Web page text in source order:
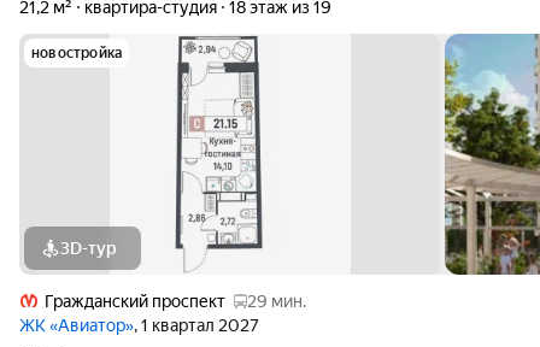
21,2 м²
квартира-студия 18 этаж из 19
новостройка
3D-тур
Гражданский проспект
29 мин.
ЖК «Авиатор», 1 квартал 2027